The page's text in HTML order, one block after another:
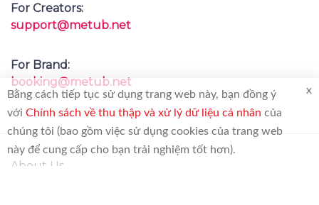
For Creators:
support@metub.net
For Brand:
booking@metub.net
About Us
Bằng cách tiếp tục sử dụng trang web này, bạn đồng ý
với Chính sách về thu thập và xử lý dữ liệu cá nhân của
chúng tôi (bao gồm việc sử dụng cookies của trang web
này để cung cấp cho bạn trải nghiệm tốt hơn).
x